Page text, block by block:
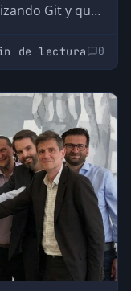
Git y que
había
existen
sistemas para
buena e
crear
de
repositorios
de lectura 0